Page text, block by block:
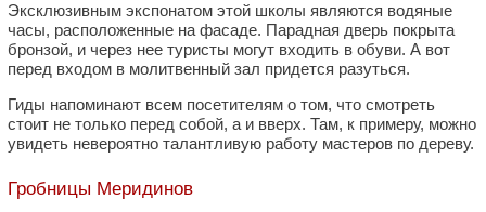
Эксклюзивным экспонатом этой школы являются водяные
часы, расположенные на фасаде. Парадная дверь покрыта
бронзой, и через нее туристы могут входить в обуви. А вот
перед входом в молитвенный зал придется разуться.
Гиды напоминают всем посетителям о том, что смотреть
стоит не только перед собой, а и вверх. Там, к примеру, можно
увидеть невероятно талантливую работу мастеров по дереву.
Гробницы Меридинов